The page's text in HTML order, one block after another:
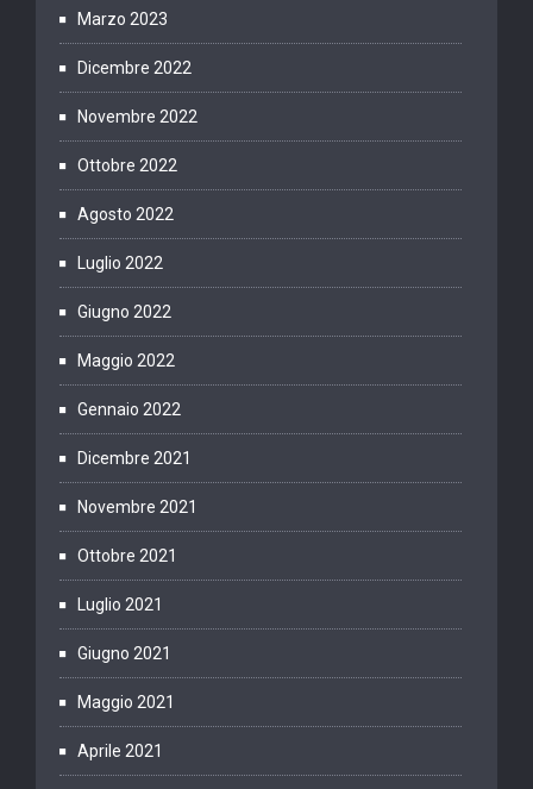
Marzo 2023
Dicembre 2022
Novembre 2022
Ottobre 2022
Agosto 2022
Luglio 2022
Giugno 2022
Maggio 2022
Gennaio 2022
Dicembre 2021
Novembre 2021
Ottobre 2021
Luglio 2021
Giugno 2021
Maggio 2021
Aprile 2021